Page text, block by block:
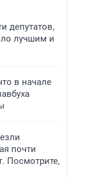
депутатов,
лучшим и
в начале
почти
Посмотрите,